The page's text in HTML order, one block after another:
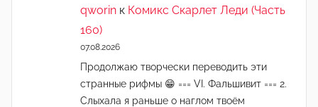
qworin к Комикс Скарлет Леди (Часть
160)
07.08.2026
Продолжаю творчески переводить эти
странные рифмы 😁 === VI. Фальшивит === 2.
Слыхала я раньше о наглом твоём